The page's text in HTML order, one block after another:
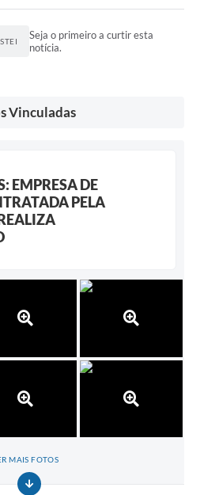
Seja o primeiro a curtir esta
notícia.
Vinculadas
EMPRESA DE
PELA
MAIS FOTOS